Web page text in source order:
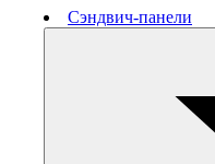
Сэндвич-панели